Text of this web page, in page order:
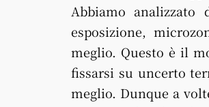
Abbiamo
esposizione,
meglio. Questo è il
fissarsi su uncerto
meglio. Dunque a